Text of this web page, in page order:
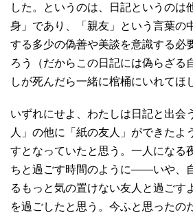
した。というのは、日記というのは
身」であり、「親友」という言葉の
する多少の偽善や美談を意識する必
ろう（だからこの日記には偽らざる
しが死んだら一緒に棺桶にいれてほ
いずれにせよ、わたしは日記と出会
人」の他に「紙の友人」ができたよ
すとなっていたと思う。一人になる
ちと過ごす時間のように――いや、
るもっと気の置けない友人と過ご
を過ごしたと思う。今ふと思ったの